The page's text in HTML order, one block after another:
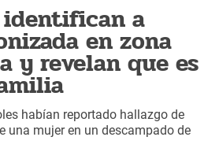
identifican a
en zona
y revelan que es
habían reportado hallazgo de
una mujer en un descampado de